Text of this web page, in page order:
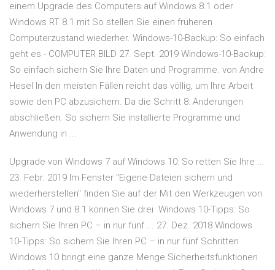
einem Upgrade des Computers auf Windows 8.1 oder
Windows RT 8.1 mit So stellen Sie einen früheren
Computerzustand wiederher. Windows-10-Backup: So einfach
geht es - COMPUTER BILD 27. Sept. 2019 Windows-10-Backup:
So einfach sichern Sie Ihre Daten und Programme. von Andre
Hesel In den meisten Fällen reicht das völlig, um Ihre Arbeit
sowie den PC abzusichern. Da die Schritt 8: Änderungen
abschließen. So sichern Sie installierte Programme und
Anwendung in ...
Upgrade von Windows 7 auf Windows 10: So retten Sie Ihre ...
23. Febr. 2019 Im Fenster "Eigene Dateien sichern und
wiederherstellen" finden Sie auf der Mit den Werkzeugen von
Windows 7 und 8.1 können Sie drei Windows 10-Tipps: So
sichern Sie Ihren PC – in nur fünf ... 27. Dez. 2018 Windows
10-Tipps: So sichern Sie Ihren PC – in nur fünf Schritten
Windows 10 bringt eine ganze Menge Sicherheitsfunktionen